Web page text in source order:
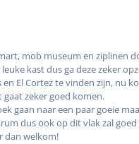
mob museum en
kast dus ga deze zeker
El Cortez te vinden zijn,
zeker goed komen.
gaan naar een paar goeie
dus ook op dit vlak zal
dan welkom!